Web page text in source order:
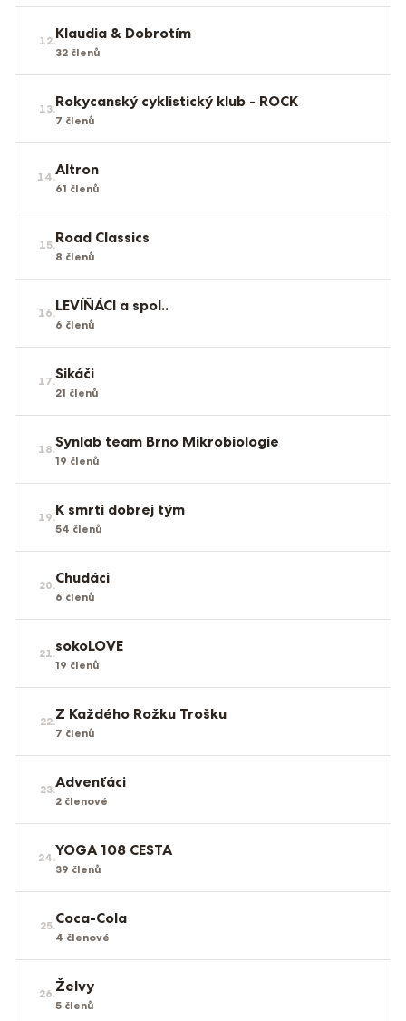
12.Klaudia & Dobrotím
32 členů
13.Rokycanský cyklistický klub - ROCK
7 členů
14.Altron
61 členů
15.Road Classics
8 členů
16.LEVÍŇÁCI a spol..
6 členů
17.Sikáči
21 členů
18.Synlab team Brno Mikrobiologie
19 členů
19.K smrti dobrej tým
54 členů
20.Chudáci
6 členů
21.sokoLOVE
19 členů
22.Z Každého Rožku Trošku
7 členů
23.Advenťáci
2 členové
24.YOGA 108 CESTA
39 členů
25.Coca-Cola
4 členové
26.Želvy
5 členů